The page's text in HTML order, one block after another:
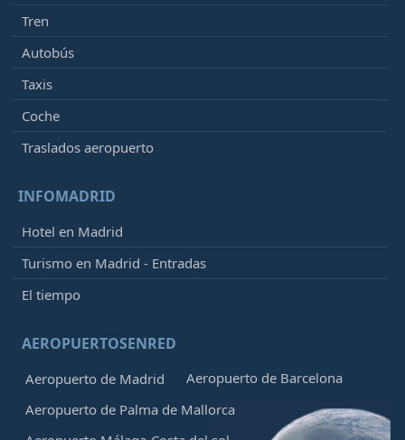
Tren
Autobús
Taxis
Coche
Traslados aeropuerto
INFOMADRID
Hotel en Madrid
Turismo en Madrid - Entradas
El tiempo
AEROPUERTOSENRED
Aeropuerto de Madrid
Aeropuerto de Barcelona
Aeropuerto de Palma de Mallorca